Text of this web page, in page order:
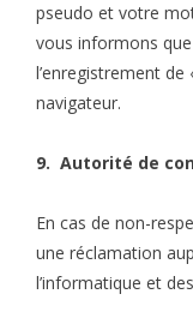
pseudo et votre
vous informons
l’enregistrement
navigateur.
9. Autorité de
En cas de non-
une réclamation
l’informatique et